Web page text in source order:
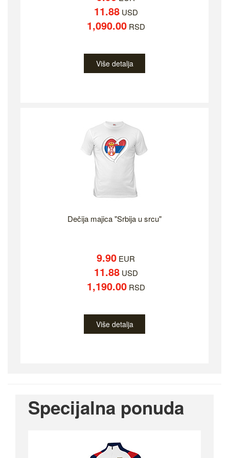
11.88USD
1,090.00RSD
Više detalja
Dečija majica "Srbija u srcu"
9.90 EUR
11.88USD
1,190.00RSD
Više detalja
Specijalna ponuda